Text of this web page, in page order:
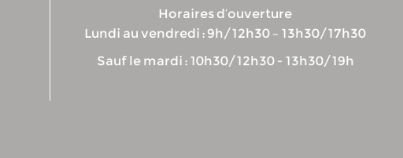
Horaires d’ouverture
Lundi au vendredi : 9h/12h30 – 13h30/17h30
Sauf le mardi : 10h30/12h30 - 13h30/19h